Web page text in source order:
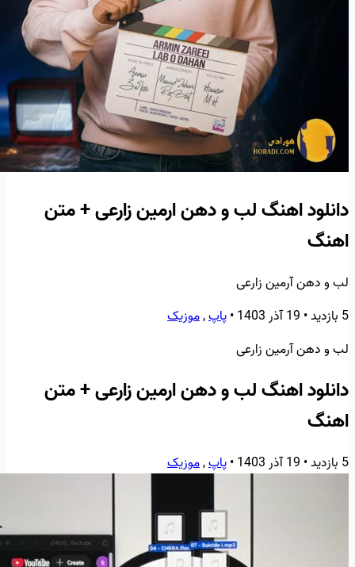
دانلود اهنگ لب و دهن ارمین زارعی + متن
اهنگ
لب و دهن آرمین زارعی
5 بازدید
• 19 آذر 1403 •پاپ,موزیک
لب و دهن آرمین زارعی
دانلود اهنگ لب و دهن ارمین زارعی + متن
اهنگ
5 بازدید • 19 آذر 1403 •پاپ,موزیک